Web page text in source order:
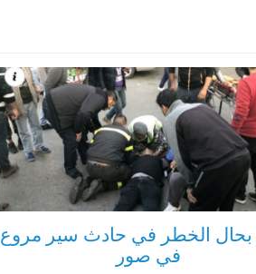
بحال الخطر في حادث سير مروع
في صور